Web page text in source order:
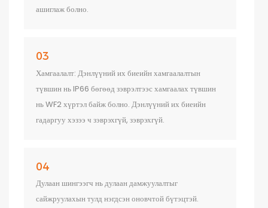
ашиглаж болно.
03
Хамгаалалт: Дэнлүүний их биеийн хамгаалалтын
түвшин нь IP66 бөгөөд зэврэлтээс хамгаалах түвшин
нь WF2 хүртэл байж болно. Дэнлүүний их биеийн
гадаргуу хэзээ ч зэврэхгүй, зэврэхгүй.
04
Дулаан шингээгч нь дулаан дамжуулалтыг
сайжруулахын тулд нэгдсэн оновчтой бүтэцтэй.